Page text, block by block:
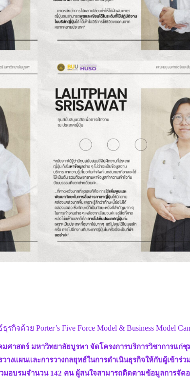
ด้วย Porter’s Five Force Model & Business Model
สตร์ มหาวิทยาลัยบูรพา จัดโครงการบริการวิชาการแก่ชุ
วางแผนและการวางกลยุทธ์ในการดำเนินธุรกิจให้กับผู้เข้
มอบรมจำนวน 142 คน ผู้สนใจสามารถติดตามข้อมูลการจั